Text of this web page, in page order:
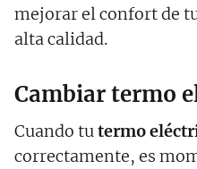
mejorar el confort de
alta calidad.
Cambiar termo
Cuando tutermo
correctamente, es